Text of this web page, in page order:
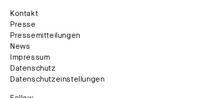
Kontakt
Presse
Pressemitteilungen
News
Impressum
Datenschutz
Datenschutzeinstellungen